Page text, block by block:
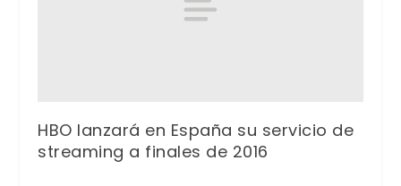
HBO lanzará en España su servicio de
streaming a finales de 2016